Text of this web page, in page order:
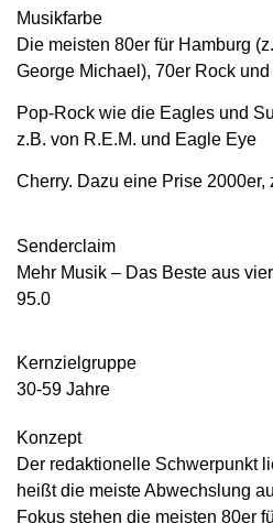
Musikfarbe
Die meisten 80er für Hamburg
George Michael), 70er Rock und
Pop-Rock wie die Eagles und
z.B. von R.E.M. und Eagle Eye
Cherry. Dazu eine Prise 2000er,
Senderclaim
Mehr Musik – Das Beste aus
95.0
Kernzielgruppe
30-59 Jahre
Konzept
Der redaktionelle Schwerpunkt
heißt die meiste Abwechslung
Fokus stehen die meisten 80er